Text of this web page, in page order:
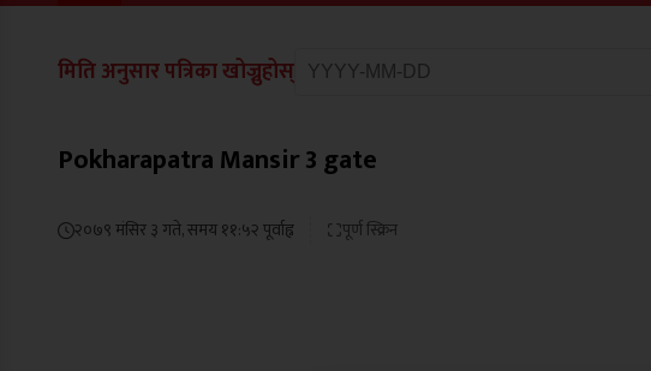
मिति अनुसार पत्रिका खोज्नुहोस्
Pokharapatra Mansir 3 gate
२०७९ मंसिर ३ गते, समय ११:५२ पूर्वाह्न पूर्ण स्क्रिन